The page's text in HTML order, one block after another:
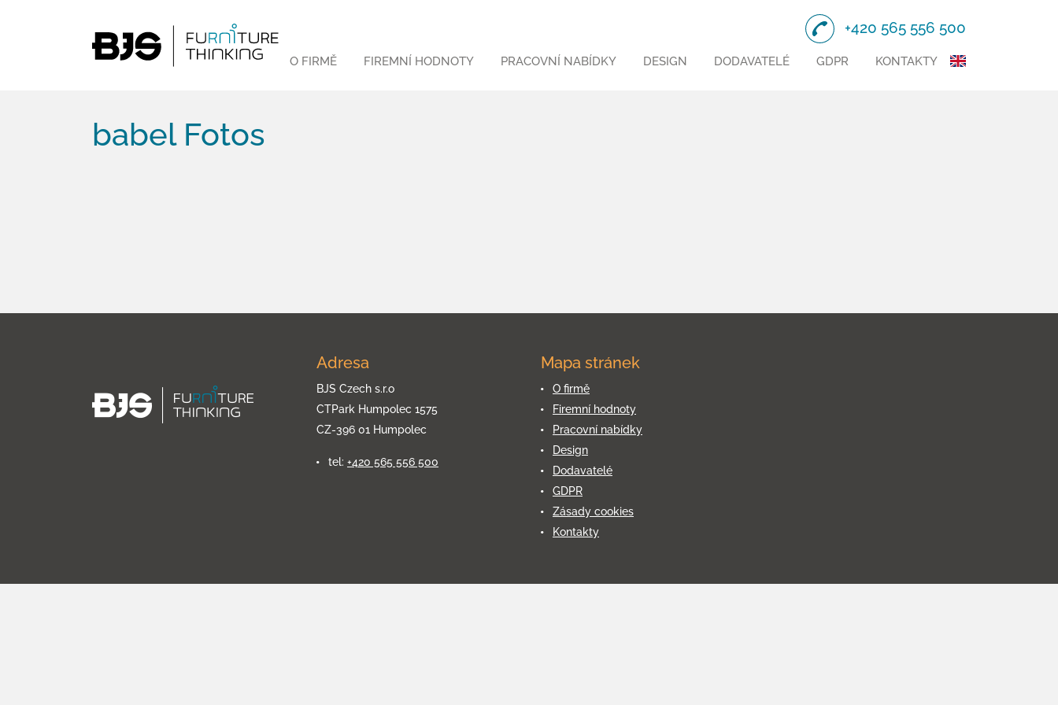
+420 565 556 500
O FIRMĚ FIREMNÍ HODNOTY PRACOVNÍ NABÍDKY DESIGN DODAVATELÉ GDPR KONTAKTY
babel Fotos
Adresa
BJS Czech s.r.o
CTPark Humpolec 1575
CZ-396 01 Humpolec
tel: +420 565 556 500
Mapa stránek
O firmě
Firemní hodnoty
Pracovní nabídky
Design
Dodavatelé
GDPR
Zásady cookies
Kontakty